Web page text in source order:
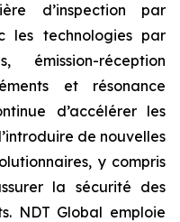
d’inspection par
les technologies par
émission-réception
et résonance
d’accélérer les
de nouvelles
y compris
la sécurité des
NDT Global emploie